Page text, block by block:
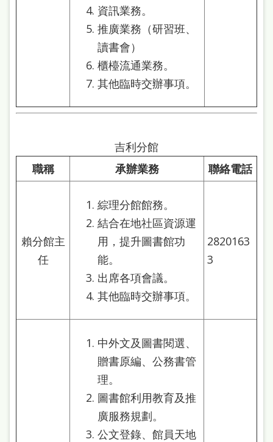
資訊業務。
推廣業務（研習班、
讀書會）
櫃檯流通業務。
其他臨時交辦事項。
職稱 承辦業務 聯絡電話
吉利分館
賴分館主
任
綜理分館館務。
結合在地社區資源運
用，提升圖書館功
能。
出席各項會議。
其他臨時交辦事項。
2820163
3
中外文及圖書閱選、
贈書原編、公務書管
理。
圖書館利用教育及推
廣服務規劃。
公文登錄、館員天地